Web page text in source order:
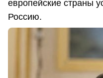
европейские страны
Россию.